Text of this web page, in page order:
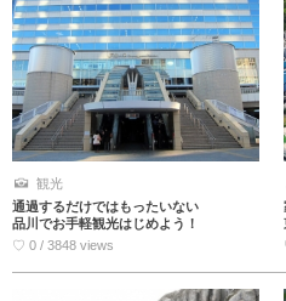
観光
通過するだけではもったいない
品川でお手軽観光はじめよう！
♡ 0 / 3848 views